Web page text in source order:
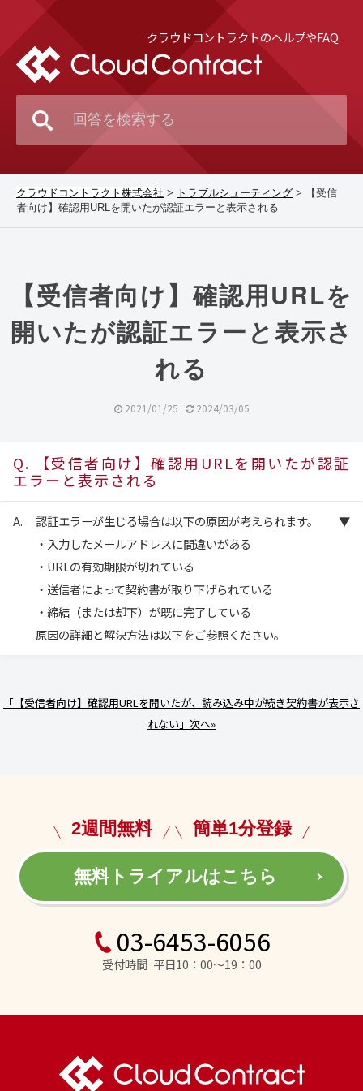
クラウドコントラクトのヘルプやFAQ
クラウドコントラクト株式会社 > トラブルシューティング >
【受信
者向け】確認用URLを開いたが認証エラーと表示される
【受信者向け】確認用URLを
開いたが認証エラーと表示さ
れる
2021/01/25 2024/03/05
【受信者向け】確認用URLを開いたが認証
エラーと表示される
認証エラーが生じる場合は以下の原因が考えられます。
・入力したメールアドレスに間違いがある
・URLの有効期限が切れている
・送信者によって契約書が取り下げられている
・締結（または却下）が既に完了している
原因の詳細と解決方法は以下をご参照ください。
「【受信者向け】確認用URLを開いたが、読み込み中が続き契約書が表示さ
れない」次へ»
2週間無料 簡単1分登録
無料トライアルはこちら
03-6453-6056
受付時間 平日10：00～19：00